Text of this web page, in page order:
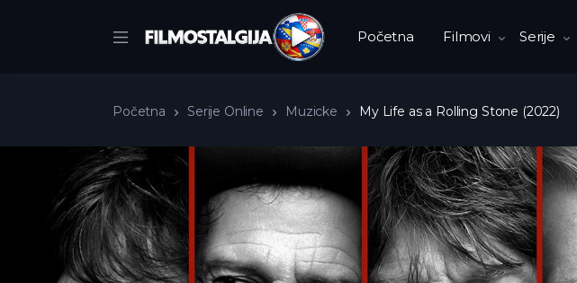
Početna Filmovi Serije
Početna Serije Online Muzicke My Life as a Rolling Stone (2022)